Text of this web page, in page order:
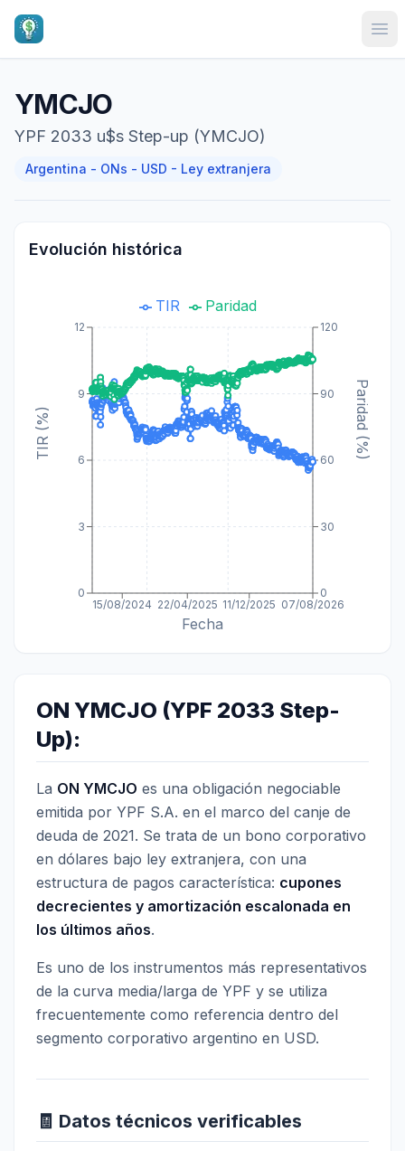
YMCJO
YPF 2033 u$s Step-up (YMCJO)
Argentina - ONs - USD - Ley extranjera
Evolución histórica
15/08/2024 22/04/2025 11/12/2025 07/08/2026
Fecha
0
3
6
9
12
TIR (%)
0
30
60
90
120
Paridad (%)
TIR Paridad
ON YMCJO (YPF 2033 Step-
Up):
La ON YMCJO es una obligación negociable
emitida por YPF S.A. en el marco del canje de
deuda de 2021. Se trata de un bono corporativo
en dólares bajo ley extranjera, con una
estructura de pagos característica: cupones
decrecientes y amortización escalonada en
los últimos años.
Es uno de los instrumentos más representativos
de la curva media/larga de YPF y se utiliza
frecuentemente como referencia dentro del
segmento corporativo argentino en USD.
🧾 Datos técnicos verificables